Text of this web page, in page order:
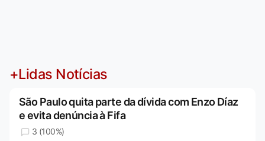
+Lidas Notícias
São Paulo quita parte da dívida com Enzo Díaz
e evita denúncia à Fifa
3 (100%)